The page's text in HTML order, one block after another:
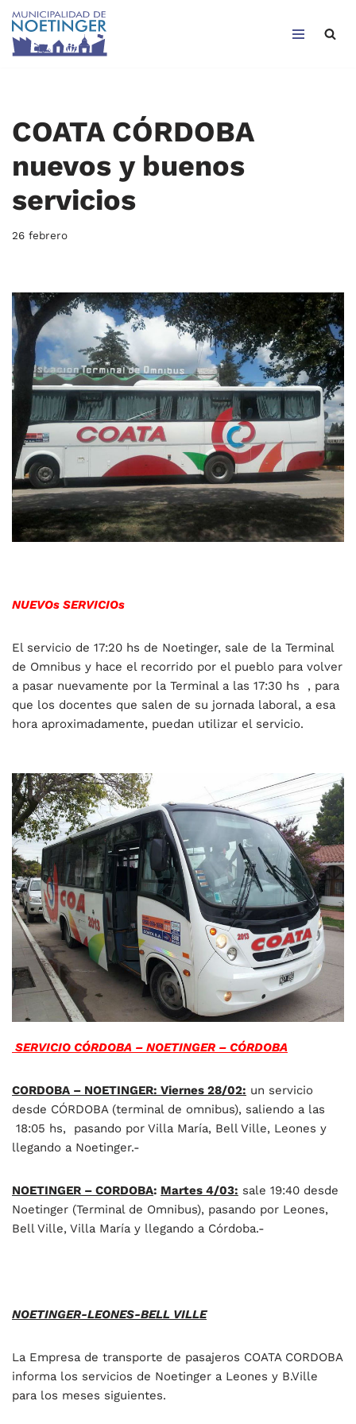
Saltar
COATA CÓRDOBA
nuevos y buenos
servicios
26 febrero
NUEVOs SERVICIOs
El servicio de 17:20 hs de Noetinger, sale de la Terminal
de Omnibus y hace el recorrido por el pueblo para volver
a pasar nuevamente por la Terminal a las 17:30 hs , para
que los docentes que salen de su jornada laboral, a esa
hora aproximadamente, puedan utilizar el servicio.
SERVICIO CÓRDOBA – NOETINGER – CÓRDOBA
CORDOBA – NOETINGER: Viernes 28/02: un servicio
desde CÓRDOBA (terminal de omnibus), saliendo a las
18:05 hs, pasando por Villa María, Bell Ville, Leones y
llegando a Noetinger.-
NOETINGER – CORDOBA: Martes 4/03: sale 19:40 desde
Noetinger (Terminal de Omnibus), pasando por Leones,
Bell Ville, Villa María y llegando a Córdoba.-
NOETINGER-LEONES-BELL VILLE
La Empresa de transporte de pasajeros COATA CORDOBA
informa los servicios de Noetinger a Leones y B.Ville
para los meses siguientes.